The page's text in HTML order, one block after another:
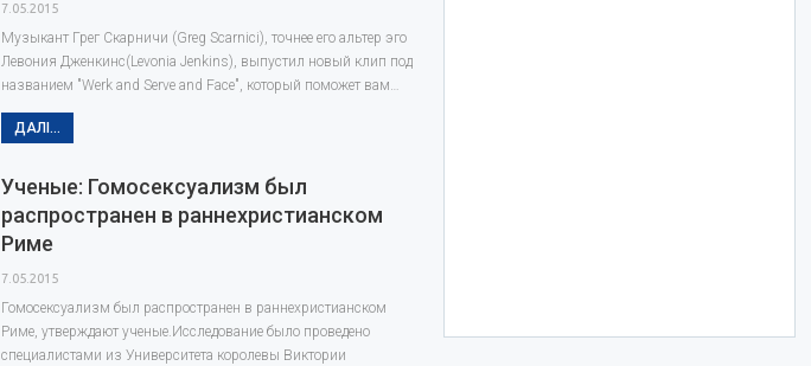
7.05.2015
Музыкант Грег Скарничи (Greg Scarnici), точнее его альтер эго
Левония Дженкинс(Levonia Jenkins), выпустил новый клип под
названием "Werk and Serve and Face", который поможет вам…
ДАЛІ...
Ученые: Гомосексуализм был
распространен в раннехристианском
Риме
7.05.2015
Гомосексуализм был распространен в раннехристианском
Риме, утверждают ученые.Исследование было проведено
специалистами из Университета королевы Виктории